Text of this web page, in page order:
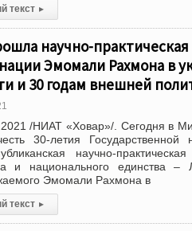
текст ▸
научно-
Эмомали Рахмона в
и 30 годам внешней
/НИАТ «Ховар»/. Сегодня в
30-летия Государственной
научно-
и национального единства –
Эмомали Рахмона в
текст ▸